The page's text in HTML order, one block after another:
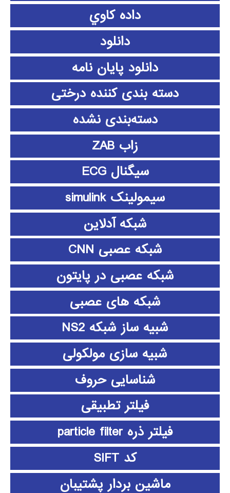
داده كاوي
دانلود
دانلود پايان نامه
دسته بندی کننده درختی
دسته‌بندی نشده
زاب ZAB
سیگنال ECG
سیمولینک simulink
شبکه آدلاین
شبکه عصبی CNN
شبکه عصبی در پایتون
شبکه های عصبی
شبیه ساز شبکه NS2
شبیه سازی مولکولی
شناسایی حروف
فیلتر تطبیقی
فیلتر ذره particle filter
کد SIFT
ماشین بردار پشتیبان